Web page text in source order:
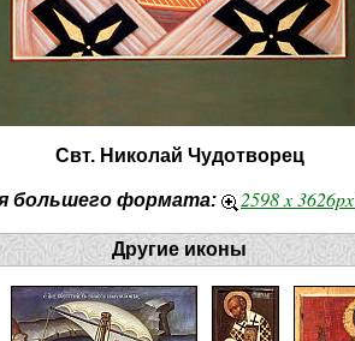
Свт. Николай Чудотворец
большего формата: 2598 x 3626px
Другие иконы